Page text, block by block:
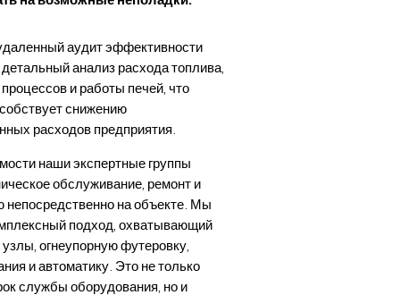
аудит эффективности
анализ расхода топлива,
и работы печей, что
снижению
расходов предприятия.
наши экспертные группы
обслуживание, ремонт и
непосредственно на объекте. Мы
подход, охватывающий
огнеупорную футеровку,
и автоматику. Это не только
службы оборудования, но и